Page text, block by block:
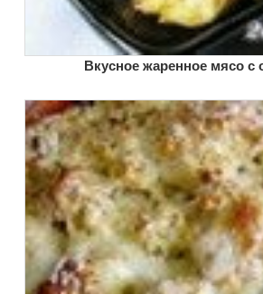
Вкусное жаренное мясо с